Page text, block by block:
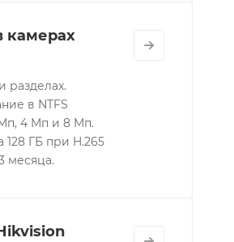
камерах
разделах.
в NTFS
4 Мп и 8 Мп.
128 ГБ при H.265
месяца.